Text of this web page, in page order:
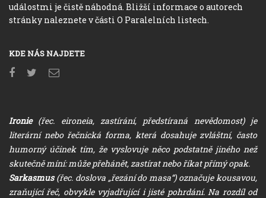
událostmi je čistě náhodná. Bližší informace o autorech
stránky naleznete v části O Paralelních listech.
KDE NÁS NAJDETE
Ironie(řec. eironeia, zastírání, předstíraná nevědomost) je
literární nebo řečnická forma, která dosahuje zvláštní, často
humorný účinek tím, že vyslovuje něco podstatně jiného než
skutečně míní: může přehánět, zastírat nebo říkat přímý opak.
Sarkasmus(řec. doslova „řezání do masa“) označuje kousavou,
zraňující řeč, obvykle vyjadřující i jisté pohrdání. Na rozdíl od